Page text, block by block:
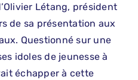
Létang, président
de sa présentation aux
Questionné sur une
idoles de jeunesse à
échapper à cette